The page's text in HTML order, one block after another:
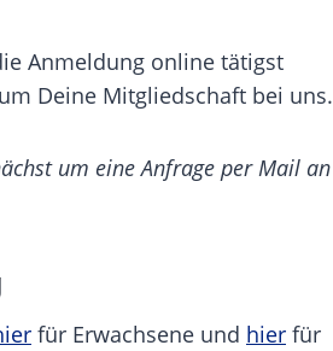
Anmeldung online tätigst
Deine Mitgliedschaft bei uns.
um eine Anfrage per Mail an
für Erwachsene und hier für